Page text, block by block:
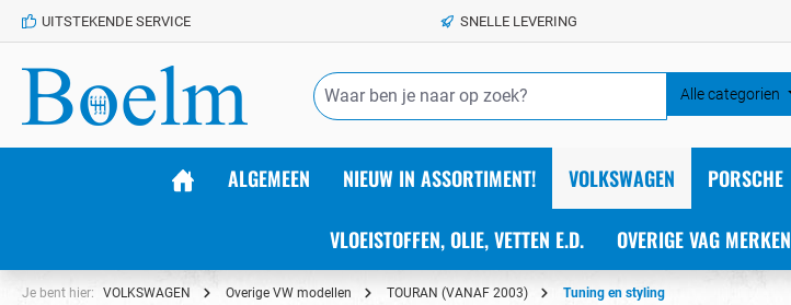
hoofdinhoud
UITSTEKENDE SERVICE SNELLE LEVERING
Alle categorien
ALGEMEEN NIEUW IN ASSORTIMENT! VOLKSWAGEN PORSCHE
VLOEISTOFFEN, OLIE, VETTEN E.D. OVERIGE VAG MERKEN
Je bent hier: VOLKSWAGEN Overige VW modellen TOURAN (VANAF 2003) Tuning en styling